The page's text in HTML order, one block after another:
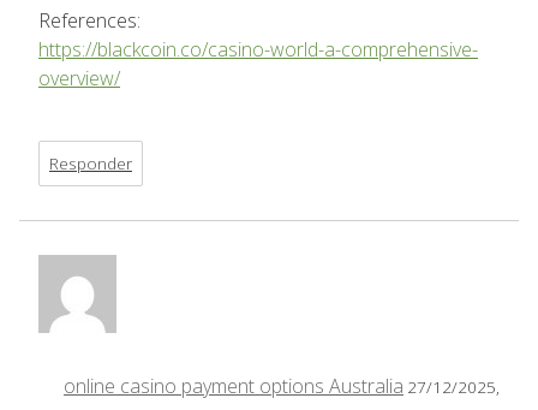
References:
https://blackcoin.co/casino-world-a-comprehensive-
overview/
Responder
online casino payment options Australia 27/12/2025,